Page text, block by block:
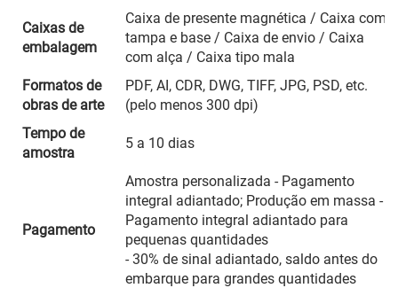
Caixas de
embalagem
Caixa de presente magnética / Caixa com
tampa e base / Caixa de envio / Caixa
com alça / Caixa tipo mala
Formatos de
obras de arte
PDF, AI, CDR, DWG, TIFF, JPG, PSD, etc.
(pelo menos 300 dpi)
Tempo de
amostra
5 a 10 dias
Pagamento
Amostra personalizada - Pagamento
integral adiantado; Produção em massa -
Pagamento integral adiantado para
pequenas quantidades
- 30% de sinal adiantado, saldo antes do
embarque para grandes quantidades